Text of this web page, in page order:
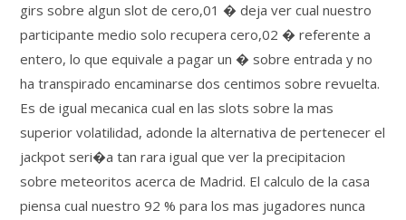
girs sobre algun slot de cero,01 � deja ver cual nuestro
participante medio solo recupera cero,02 � referente a
entero, lo que equivale a pagar un � sobre entrada y no
ha transpirado encaminarse dos centimos sobre revuelta.
Es de igual mecanica cual en las slots sobre la mas
superior volatilidad, adonde la alternativa de pertenecer el
jackpot seri�a tan rara igual que ver la precipitacion
sobre meteoritos acerca de Madrid. El calculo de la casa
piensa cual nuestro 92 % para los mas jugadores nunca